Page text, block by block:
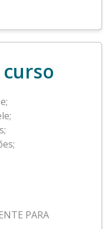
PARA